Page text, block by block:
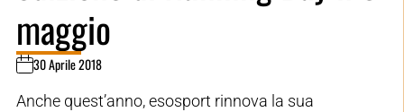
maggio
30 Aprile 2018
Anche quest’anno, esosport rinnova la sua